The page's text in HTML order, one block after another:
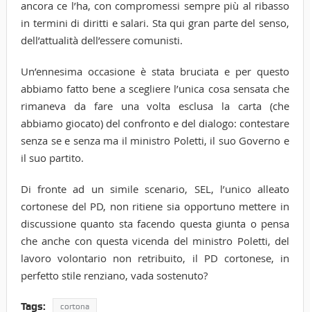
ancora ce l’ha, con compromessi sempre più al ribasso
in termini di diritti e salari. Sta qui gran parte del senso,
dell’attualità dell’essere comunisti.
Un’ennesima occasione è stata bruciata e per questo
abbiamo fatto bene a scegliere l’unica cosa sensata che
rimaneva da fare una volta esclusa la carta (che
abbiamo giocato) del confronto e del dialogo: contestare
senza se e senza ma il ministro Poletti, il suo Governo e
il suo partito.
Di fronte ad un simile scenario, SEL, l’unico alleato
cortonese del PD, non ritiene sia opportuno mettere in
discussione quanto sta facendo questa giunta o pensa
che anche con questa vicenda del ministro Poletti, del
lavoro volontario non retribuito, il PD cortonese, in
perfetto stile renziano, vada sostenuto?
Tags: cortona